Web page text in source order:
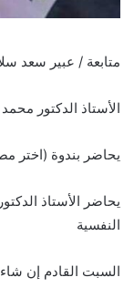
متابعة / عبير سعد
الأستاذ الدكتور
يحاضر بندوة (اختر
يحاضر الأستاذ
النفسية
السبت القادم إن